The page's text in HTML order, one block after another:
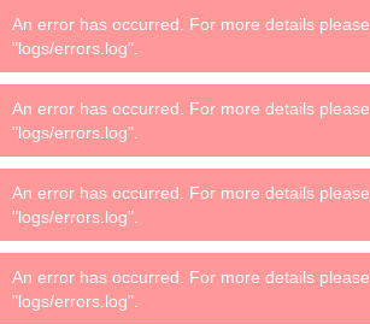
An error has occurred. For more details
"logs/errors.log".
An error has occurred. For more details
"logs/errors.log".
An error has occurred. For more details
"logs/errors.log".
An error has occurred. For more details
"logs/errors.log".